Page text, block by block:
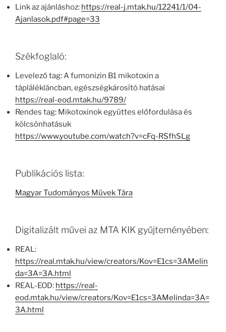
Link az ajánláshoz: https://real-j.mtak.hu/12241/1/04-
Ajanlasok.pdf#page=33
Székfoglaló:
Levelező tag: A fumonizin B1 mikotoxin a
táplálékláncban, egészségkárosító hatásai
https://real-eod.mtak.hu/9789/
Rendes tag: Mikotoxinok együttes előfordulása és
kölcsönhatásuk
https://www.youtube.com/watch?v=cFq-RSfhSLg
Publikációs lista:
Magyar Tudományos Művek Tára
Digitalizált művei az MTA KIK gyűjteményében:
REAL:
https://real.mtak.hu/view/creators/Kov=E1cs=3AMelin
da=3A=3A.html
REAL-EOD: https://real-
eod.mtak.hu/view/creators/Kov=E1cs=3AMelinda=3A=
3A.html